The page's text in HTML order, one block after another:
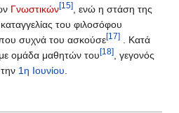
Γνωστικών[15], ενώ η στάση της
του φιλοσόφου
που συχνά του ασκούσε[17] . Κατά
ομάδα μαθητών του[18], γεγονός
1η Ιουνίου.